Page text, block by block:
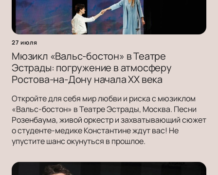
27 июля
Мюзикл «Вальс-бостон» в Театре
Эстрады: погружение в атмосферу
Ростова-на-Дону начала ХХ века
Откройте для себя мир любви и риска с мюзиклом
«Вальс-бостон» в Театре Эстрады, Москва. Песни
Розенбаума, живой оркестр и захватывающий сюжет
о студенте-медике Константине ждут вас! Не
упустите шанс окунуться в прошлое.